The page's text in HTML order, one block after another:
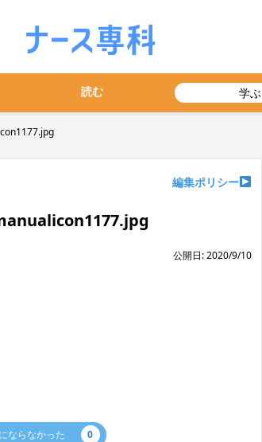
読む 学ぶ
編集ポリシー
公開日: 2020/9/10
ならなかった 0